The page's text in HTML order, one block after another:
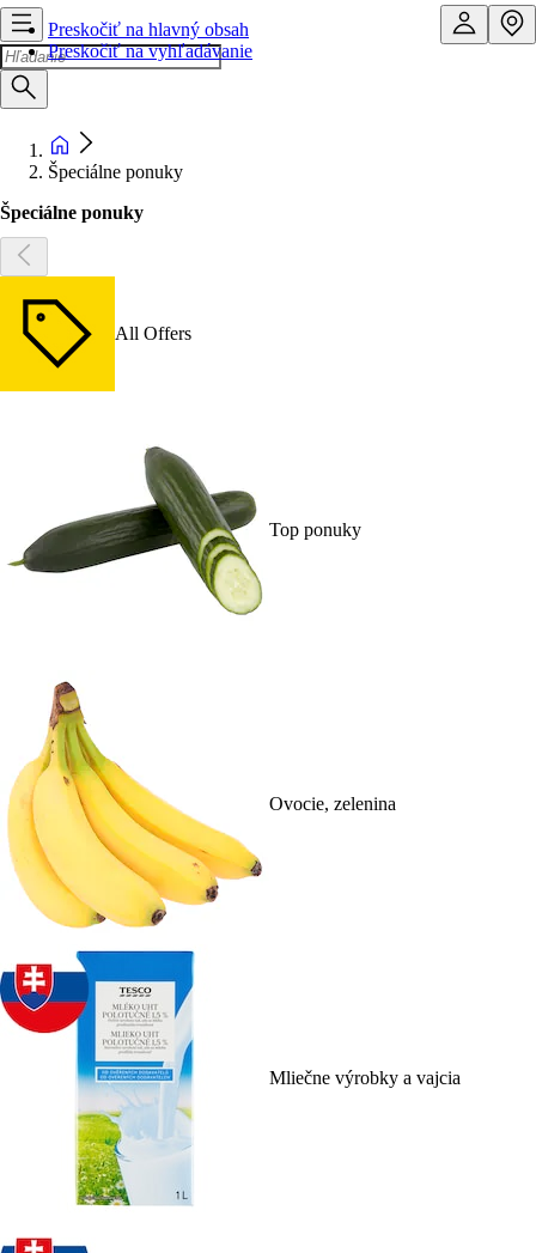
Preskočiť na hlavný obsah
Preskočiť na vyhľadávanie
Špeciálne ponuky
Špeciálne ponuky
All Offers
Top ponuky
Ovocie, zelenina
Mliečne výrobky a vajcia